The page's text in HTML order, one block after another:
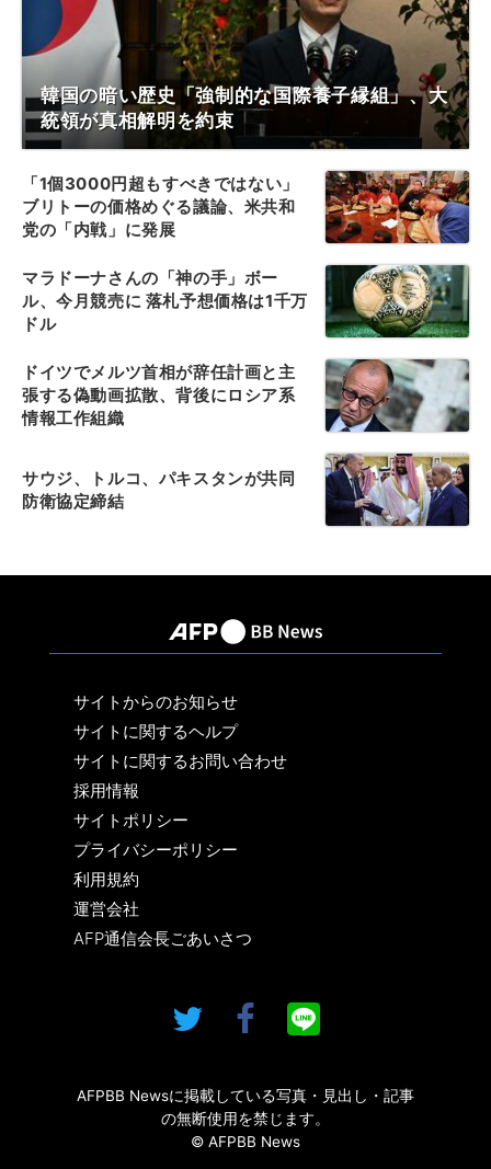
韓国の暗い歴史「強制的な国際養子縁組」、大
統領が真相解明を約束
「1個3000円超もすべきではない」
ブリトーの価格めぐる議論、米共和
党の「内戦」に発展
マラドーナさんの「神の手」ボー
ル、今月競売に 落札予想価格は1千万
ドル
ドイツでメルツ首相が辞任計画と主
張する偽動画拡散、背後にロシア系
情報工作組織
サウジ、トルコ、パキスタンが共同
防衛協定締結
サイトからのお知らせ
サイトに関するヘルプ
サイトに関するお問い合わせ
採用情報
サイトポリシー
プライバシーポリシー
利用規約
運営会社
AFP通信会長ごあいさつ
AFPBB Newsに掲載している写真・見出し・記事
の無断使用を禁じます。
© AFPBB News